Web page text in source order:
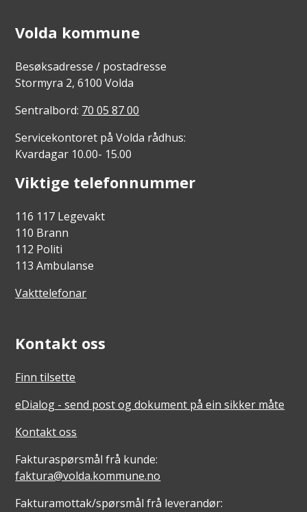
Volda kommune
Besøksadresse / postadresse
Stormyra 2, 6100 Volda
Sentralbord: 70 05 87 00
Servicekontoret på Volda rådhus:
Kvardagar 10.00- 15.00
Viktige telefonnummer
116 117 Legevakt
110 Brann
112 Politi
113 Ambulanse
Vakttelefonar
Kontakt oss
Finn tilsette
eDialog - send post og dokument på ein sikker måte
Kontakt oss
Fakturaspørsmål frå kunde:
faktura@volda.kommune.no
Fakturamottak/spørsmål frå leverandør: